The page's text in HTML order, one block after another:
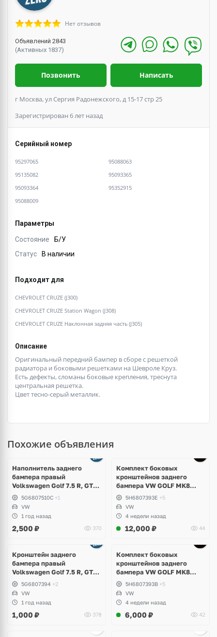
Нет отзывов
Объявлений 2843
(Активных 1837)
Позвонить Написать
г Москва, ул Сергия Радонежского, д 15-17 стр 25
Зарегистрирован 6 лет назад
Серийный номер
95297065
95088063
95135082
95093365
95093364
95352915
95088009
Параметры
Состояние
Б/У
Статус
В наличии
Подходит для
CHEVROLET CRUZE (J300)
CHEVROLET CRUZE Station Wagon (J308)
CHEVROLET CRUZE Наклонная задняя часть (J305)
Описание
Оригинальный передний бампер в сборе с решеткой
радиатора и боковыми решетками на Шевроле Круз.
Есть дефекты, сломаны боковые крепления, треснута
центральная решетка.
Цвет тесно-серый металлик.
Похожие объявления
Наполнитель заднего
бампера правый
Volkswagen Golf 7.5 R, GTI,
GTD5G6807510C +1
VW
1 год назад
2,500 ₽ 370
Комплект боковых
кронштейнов заднего
бампера VW GOLF MK8
5H6807394E; 5H6807393E
5H6807393E +5
VW
4 недели назад
12,000 ₽ 44
Кронштейн заднего
бампера правый
Volkswagen Golf 7.5 R, GTI,
GTD, e-Golf
5G6807394 +2
VW
1 год назад
1,000 ₽ 378
Комплект боковых
кронштейнов заднего
бампера VW GOLF MK8
5H6807393B; 5H6807394B
5H6807393B +5
VW
4 недели назад
6,000 ₽ 42